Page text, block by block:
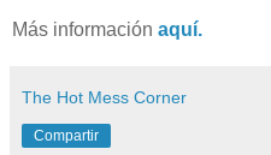
Más información aquí.
The Hot Mess Corner
Compartir